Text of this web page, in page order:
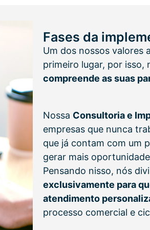
Fases da
Um dos nossos valores
primeiro lugar, por isso,
compreende as suas
Nossa Consultoria e
empresas que nunca
que já contam com um
gerar mais
Pensando nisso, nós
exclusivamente para
atendimento
processo comercial e